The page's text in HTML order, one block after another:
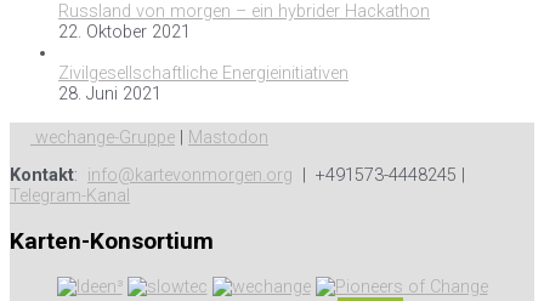
Russland von morgen – ein hybrider Hackathon
22. Oktober 2021
Zivilgesellschaftliche Energieinitiativen
28. Juni 2021
wechange-Gruppe
Mastodon
Kontakt: info@kartevonmorgen.org | +491573-4448245 |
Telegram-Kanal
Karten-Konsortium